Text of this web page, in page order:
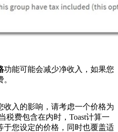
功能可能会减少净收入，如果您
收入的影响，请考虑一个价格为
税费包含在内时，Toast计算一
于您设定的价格，同时也覆盖适